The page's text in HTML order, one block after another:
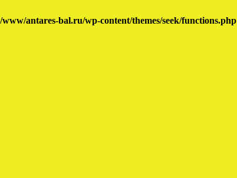
antares-bal.ru/wp-content/themes/seek/functions.php